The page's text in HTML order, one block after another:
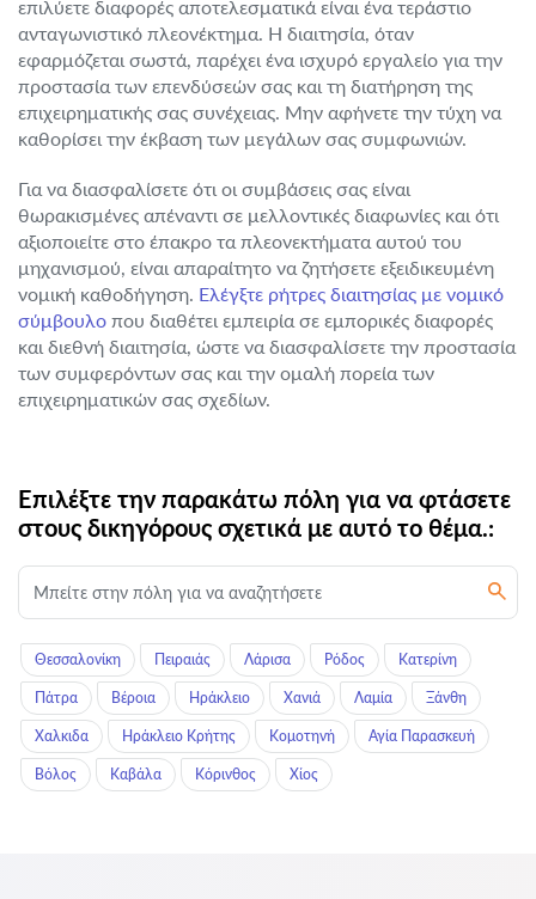
επιλύετε διαφορές αποτελεσματικά είναι ένα τεράστιο
ανταγωνιστικό πλεονέκτημα. Η διαιτησία, όταν
εφαρμόζεται σωστά, παρέχει ένα ισχυρό εργαλείο για την
προστασία των επενδύσεών σας και τη διατήρηση της
επιχειρηματικής σας συνέχειας. Μην αφήνετε την τύχη να
καθορίσει την έκβαση των μεγάλων σας συμφωνιών.
Για να διασφαλίσετε ότι οι συμβάσεις σας είναι
θωρακισμένες απέναντι σε μελλοντικές διαφωνίες και ότι
αξιοποιείτε στο έπακρο τα πλεονεκτήματα αυτού του
μηχανισμού, είναι απαραίτητο να ζητήσετε εξειδικευμένη
νομική καθοδήγηση. Ελέγξτε ρήτρες διαιτησίας με νομικό
σύμβουλο που διαθέτει εμπειρία σε εμπορικές διαφορές
και διεθνή διαιτησία, ώστε να διασφαλίσετε την προστασία
των συμφερόντων σας και την ομαλή πορεία των
επιχειρηματικών σας σχεδίων.
Επιλέξτε την παρακάτω πόλη για να φτάσετε
στους δικηγόρους σχετικά με αυτό το θέμα.:
Θεσσαλονίκη Πειραιάς Λάρισα Ρόδος Κατερίνη
Πάτρα Βέροια Ηράκλειο Χανιά Λαμία Ξάνθη
Χαλκιδα Ηράκλειο Κρήτης Κομοτηνή Αγία Παρασκευή
Βόλος Καβάλα Κόρινθος Χίος